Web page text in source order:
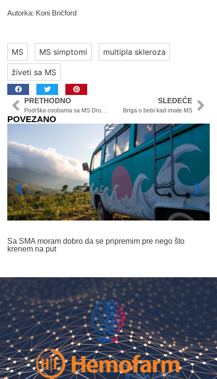
Autorka: Koni Bričford
MS MS simptomi multipla skleroza
živeti sa MS
PRETHODNO
Podrška osobama sa MS Društvo MS Srbije – drugi deo razgovora za emisiju Azbuka zdravlja
SLEDEĆE
Briga o bebi kad imate MS
POVEZANO
Sa SMA moram dobro da se pripremim pre nego što
krenem na put